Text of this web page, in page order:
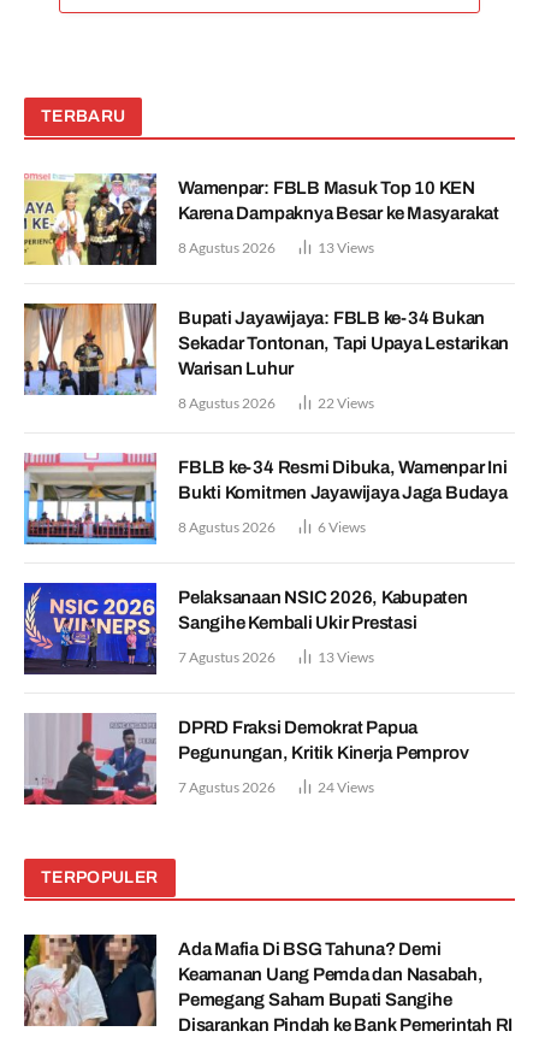
TERBARU
Wamenpar: FBLB Masuk Top 10 KEN
Karena Dampaknya Besar ke Masyarakat
8 Agustus 2026 13Views
Bupati Jayawijaya: FBLB ke-34 Bukan
Sekadar Tontonan, Tapi Upaya Lestarikan
Warisan Luhur
8 Agustus 2026 22Views
FBLB ke-34 Resmi Dibuka, Wamenpar Ini
Bukti Komitmen Jayawijaya Jaga Budaya
8 Agustus 2026 6Views
Pelaksanaan NSIC 2026, Kabupaten
Sangihe Kembali Ukir Prestasi
7 Agustus 2026 13Views
DPRD Fraksi Demokrat Papua
Pegunungan, Kritik Kinerja Pemprov
7 Agustus 2026 24Views
TERPOPULER
Ada Mafia Di BSG Tahuna? Demi
Keamanan Uang Pemda dan Nasabah,
Pemegang Saham Bupati Sangihe
Disarankan Pindah ke Bank Pemerintah RI